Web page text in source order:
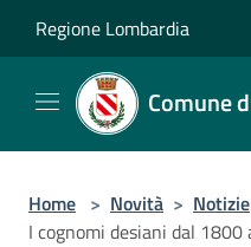
Regione Lombardia
Comune
Home > Novità > Notizie
I cognomi desiani dal 1800